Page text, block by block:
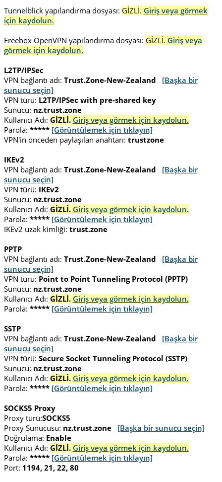
Tunnelblick yapılandırma dosyası: GİZLİ. Giriş veya görmek
için kaydolun.
Freebox OpenVPN yapılandırma dosyası: GİZLİ. Giriş veya
görmek için kaydolun.
L2TP/IPSec
VPN bağlantı adı: Trust.Zone-New-Zealand
[Başka bir
sunucu seçin]
VPN türü: L2TP/IPSec with pre-shared key
Sunucu: nz.trust.zone
Kullanıcı Adı: GİZLİ. Giriş veya görmek için kaydolun.
Parola: ***** [Görüntülemek için tıklayın]
VPN'in önceden paylaşılan anahtarı: trustzone
IKEv2
VPN bağlantı adı: Trust.Zone-New-Zealand
[Başka bir
sunucu seçin]
VPN türü: IKEv2
Sunucu: nz.trust.zone
Kullanıcı Adı: GİZLİ. Giriş veya görmek için kaydolun.
Parola: ***** [Görüntülemek için tıklayın]
IKEv2 uzak kimliği: trust.zone
PPTP
VPN bağlantı adı: Trust.Zone-New-Zealand
[Başka bir
sunucu seçin]
VPN türü: Point to Point Tunneling Protocol (PPTP)
Sunucu: nz.trust.zone
Kullanıcı Adı: GİZLİ. Giriş veya görmek için kaydolun.
Parola: ***** [Görüntülemek için tıklayın]
SSTP
VPN bağlantı adı: Trust.Zone-New-Zealand
[Başka bir
sunucu seçin]
VPN türü: Secure Socket Tunneling Protocol (SSTP)
Sunucu: nz.trust.zone
Kullanıcı Adı: GİZLİ. Giriş veya görmek için kaydolun.
Parola: ***** [Görüntülemek için tıklayın]
SOCKS5 Proxy
Proxy türü:SOCKS5
Proxy Sunucusu: nz.trust.zone
[Başka bir sunucu seçin]
Doğrulama: Enable
Kullanıcı Adı: GİZLİ. Giriş veya görmek için kaydolun.
Parola: ***** [Görüntülemek için tıklayın]
Port: 1194, 21, 22, 80